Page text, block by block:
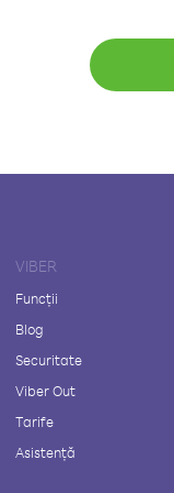
VIBER
Funcții
Blog
Securitate
Viber Out
Tarife
Asistență